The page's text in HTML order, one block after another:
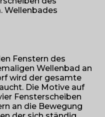
Wellenbades
Fenstern des
Wellenbad an
wird der gesamte
Die Motive auf
Fensterscheiben
an die Bewegung